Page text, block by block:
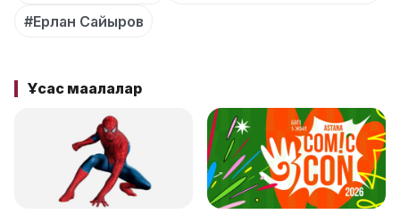
#Ерлан Сайыров
Ұқсас мақалалар